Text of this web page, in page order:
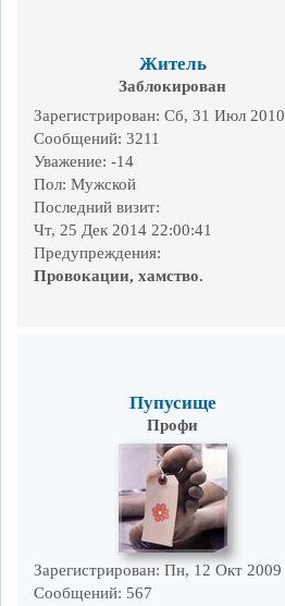
Житель
Заблокирован
Зарегистрирован: Сб, 31 Июл 2010
Сообщений: 3211
Уважение: -14
Пол: Мужской
Последний визит:
Чт, 25 Дек 2014 22:00:41
Предупреждения:
Провокации, хамство.
Пупусище
Профи
Зарегистрирован: Пн, 12 Окт 2009
Сообщений: 567